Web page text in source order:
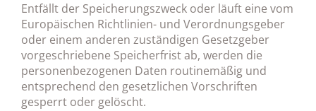
Entfällt der Speicherungszweck oder läuft eine vom
Europäischen Richtlinien- und Verordnungsgeber
oder einem anderen zuständigen Gesetzgeber
vorgeschriebene Speicherfrist ab, werden die
personenbezogenen Daten routinemäßig und
entsprechend den gesetzlichen Vorschriften
gesperrt oder gelöscht.